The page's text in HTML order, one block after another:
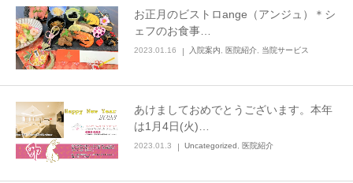
お正月のビストロange（アンジュ）＊シ
ェフのお食事…
2023.01.16 入院案内 医院紹介 当院サービス
あけましておめでとうございます。本年
は1月4日(火)…
2023.01.3 Uncategorized 医院紹介